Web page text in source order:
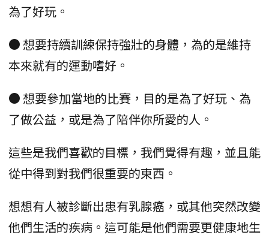
為了好玩。
● 想要持續訓練保持強壯的身體，為的是維持
本來就有的運動嗜好。
● 想要參加當地的比賽，目的是為了好玩、為
了做公益，或是為了陪伴你所愛的人。
這些是我們喜歡的目標，我們覺得有趣，並且能
從中得到對我們很重要的東西。
想想有人被診斷出患有乳腺癌，或其他突然改變
他們生活的疾病。這可能是他們需要更健康地生